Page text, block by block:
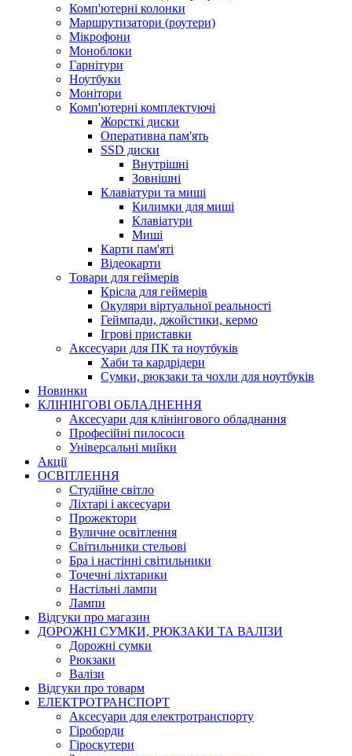
Комп'ютерні колонки
Маршрутизатори (роутери)
Мікрофони
Моноблоки
Гарнітури
Ноутбуки
Монітори
Комп'ютерні комплектуючі
Жорсткі диски
Оперативна пам'ять
SSD диски
Внутрішні
Зовнішні
Клавіатури та миші
Килимки для миші
Клавіатури
Миші
Карти пам'яті
Відеокарти
Товари для геймерів
Крісла для геймерів
Окуляри віртуальної реальності
Геймпади, джойстики, кермо
Ігрові приставки
Аксесуари для ПК та ноутбуків
Хаби та кардрідери
Сумки, рюкзаки та чохли для ноутбуків
Новинки
КЛІНІНГОВІ ОБЛАДНЕННЯ
Аксесуари для клінінгового обладнання
Професійні пилососи
Універсальні мийки
Акції
ОСВІТЛЕННЯ
Студійне світло
Ліхтарі і аксесуари
Прожектори
Вуличне освітлення
Світильники стельові
Бра і настінні світильники
Точечні ліхтарики
Настільні лампи
Лампи
Відгуки про магазин
ДОРОЖНІ СУМКИ, РЮКЗАКИ ТА ВАЛІЗИ
Дорожні сумки
Рюкзаки
Валізи
Відгуки про товарм
ЕЛЕКТРОТРАНСПОРТ
Аксесуари для електротранспорту
Гіроборди
Гіроскутери